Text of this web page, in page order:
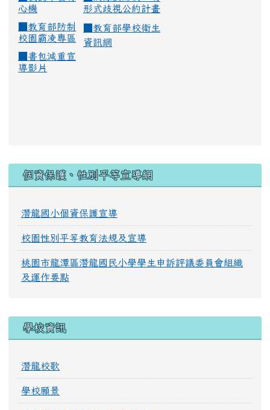
心機
形式歧視公約計畫
教育部防制
校園霸凌專區
教育部學校衛生
資訊網
書包減重宣
導影片
個資保護、性別平等宣導網
潛龍國小個資保護宣導
校園性別平等教育法規及宣導
桃園市龍潭區潛龍國民小學學生申訴評議委員會組織
及運作要點
學校資訊
潛龍校歌
學校願景